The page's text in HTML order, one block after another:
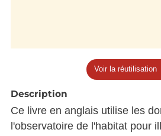
Voir la réutilisation
Description
Ce livre en anglais utilise les
l'observatoire de l'habitat pour